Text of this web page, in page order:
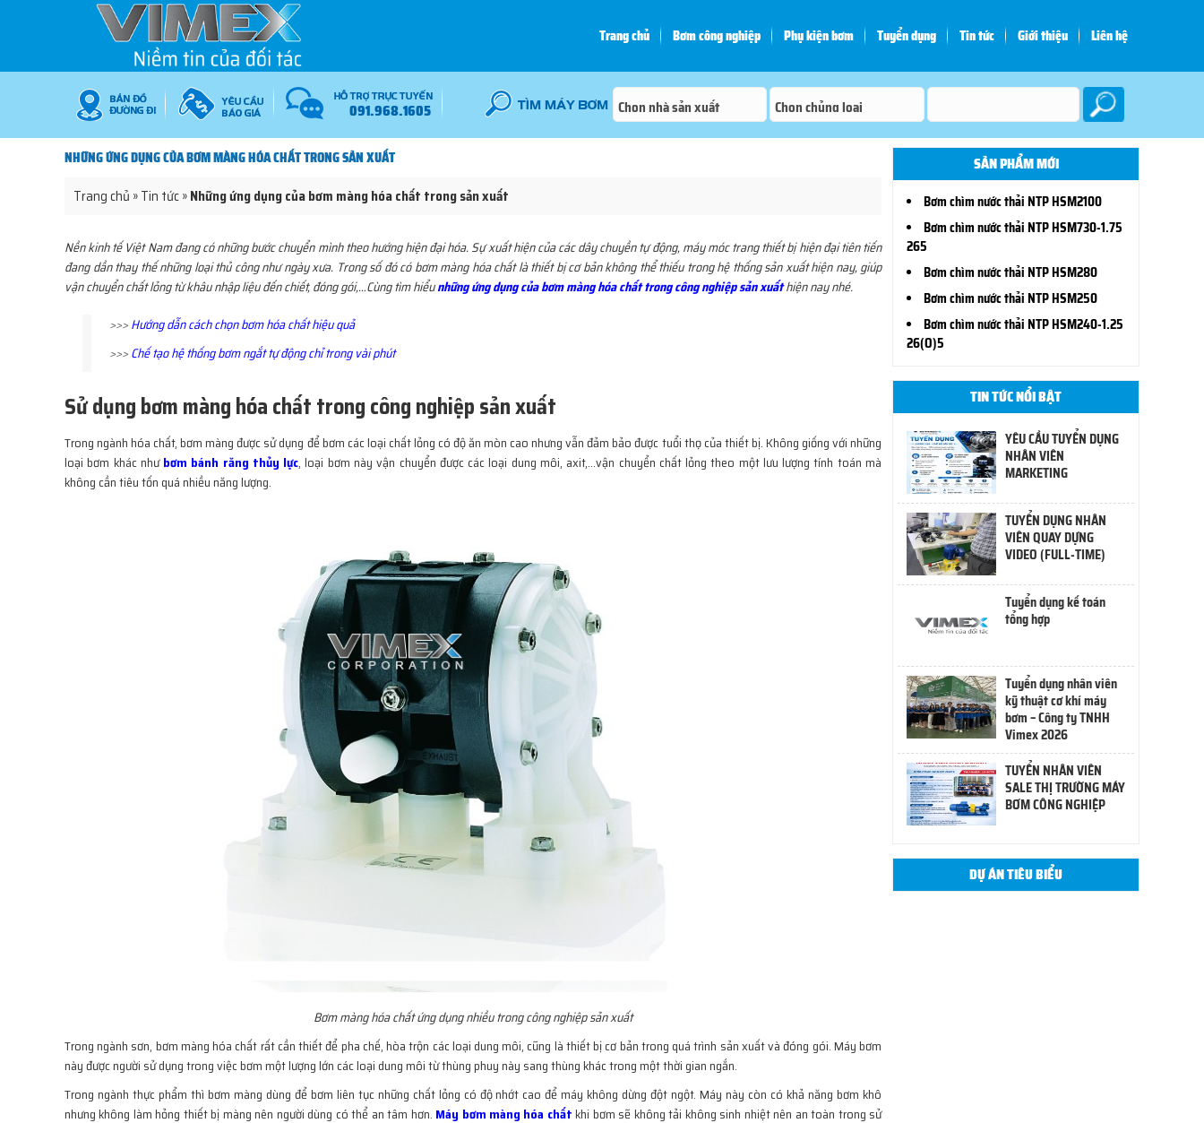
Trang chủ Bơm công nghiệp Phụ kiện bơm Tuyển dụng Tin tức Giới thiệu Liên hệ
091.968.1605
NHỮNG ỨNG DỤNG CỦA BƠM MÀNG HÓA CHẤT TRONG SẢN XUẤT
Trang chủ »Tin tức»Những ứng dụng của bơm màng hóa chất trong sản xuất
Nền kinh tế Việt Nam đang có những bước chuyển mình theo hướng hiện đại hóa. Sự xuất hiện của các dây chuyền tự động, máy móc trang thiết bị hiện đại tiên tiến
đang dần thay thế những loại thủ công như ngày xưa. Trong số đó có bơm màng hóa chất là thiết bị cơ bản không thể thiếu trong hệ thống sản xuất hiện nay, giúp
vận chuyển chất lỏng từ khâu nhập liệu đến chiết, đóng gói,…Cùng tìm hiểunhững ứng dụng của bơm màng hóa chất trong công nghiệp sản xuấthiện nay nhé.
>>>Hướng dẫn cách chọn bơm hóa chất hiệu quả
>>>Chế tạo hệ thống bơm ngắt tự động chỉ trong vài phút
Sử dụng bơm màng hóa chất trong công nghiệp sản xuất
Trong ngành hóa chất, bơm màng được sử dụng để bơm các loại chất lỏng có độ ăn mòn cao nhưng vẫn đảm bảo được tuổi thọ của thiết bị. Không giống với những
loại bơm khác nhưbơm bánh răng thủy lực, loại bơm này vận chuyển được các loại dung môi, axit,…vận chuyển chất lỏng theo một lưu lượng tính toán mà
không cần tiêu tốn quá nhiều năng lượng.
Bơm màng hóa chất ứng dụng nhiều trong công nghiệp sản xuất
Trong ngành sơn, bơm màng hóa chất rất cần thiết để pha chế, hòa trộn các loại dung môi, cũng là thiết bị cơ bản trong quá trình sản xuất và đóng gói. Máy bơm
này được người sử dụng trong việc bơm một lượng lớn các loại dung môi từ thùng phuy này sang thùng khác trong một thời gian ngắn.
Trong ngành thực phẩm thì bơm màng dùng để bơm liên tục những chất lỏng có độ nhớt cao để máy không dừng đột ngột. Máy này còn có khả năng bơm khô
nhưng không làm hỏng thiết bị màng nên người dùng có thể an tâm hơn. Máy bơm màng hóa chấtkhi bơm sẽ không tải không sinh nhiệt nên an toàn trong sử
SẢN PHẨM MỚI
Bơm chìm nước thải NTP HSM2100
Bơm chìm nước thải NTP HSM730-1.75
265
Bơm chìm nước thải NTP HSM280
Bơm chìm nước thải NTP HSM250
Bơm chìm nước thải NTP HSM240-1.25
26(O)5
TIN TỨC NỔI BẬT
YÊU CẦU TUYỂN DỤNG
NHÂN VIÊN
MARKETING
TUYỂN DỤNG NHÂN
VIÊN QUAY DỰNG
VIDEO (FULL-TIME)
Tuyển dụng kế toán
tổng hợp
Tuyển dụng nhân viên
kỹ thuật cơ khí máy
bơm – Công ty TNHH
Vimex 2026
TUYỂN NHÂN VIÊN
SALE THỊ TRƯỜNG MÁY
BƠM CÔNG NGHIỆP
DỰ ÁN TIÊU BIỂU